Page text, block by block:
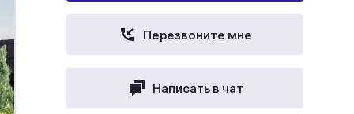
Перезвоните мне
Написать в чат